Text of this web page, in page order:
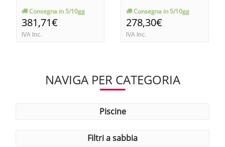
Consegna in 5/10gg
381,71€
IVA Inc.
Consegna in 5/10gg
278,30€
IVA Inc.
NAVIGA PER CATEGORIA
piscine
filtri a sabbia